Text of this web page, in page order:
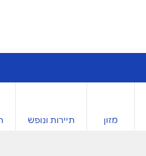
מזון תיירות ונופש